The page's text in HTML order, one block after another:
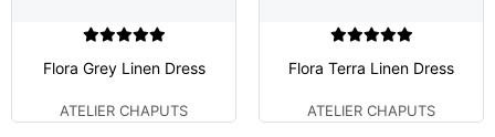
Flora Grey Linen Dress
ATELIER CHAPUTS
Flora Terra Linen Dress
ATELIER CHAPUTS